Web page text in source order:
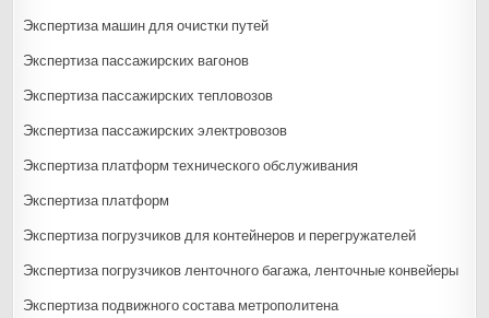
Экспертиза машин для очистки путей
Экспертиза пассажирских вагонов
Экспертиза пассажирских тепловозов
Экспертиза пассажирских электровозов
Экспертиза платформ технического обслуживания
Экспертиза платформ
Экспертиза погрузчиков для контейнеров и перегружателей
Экспертиза погрузчиков ленточного багажа, ленточные конвейеры
Экспертиза подвижного состава метрополитена